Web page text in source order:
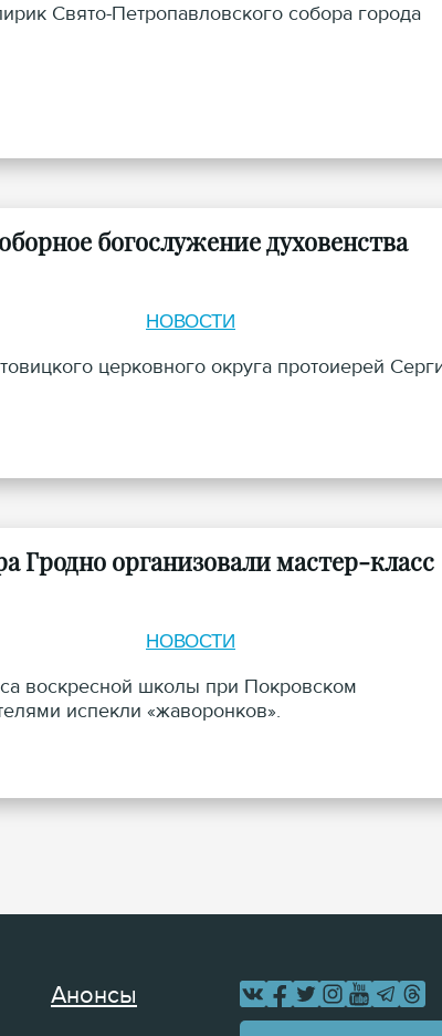
Свято-Петропавловского собора города
богослужение духовенства
НОВОСТИ
церковного округа протоиерей
Гродно организовали мастер-класс
НОВОСТИ
воскресной школы при Покровском
испекли «жаворонков».
Анонсы